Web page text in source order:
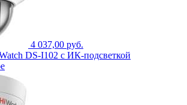
4 037,00 руб.
DS-I102 с ИК-подсветкой